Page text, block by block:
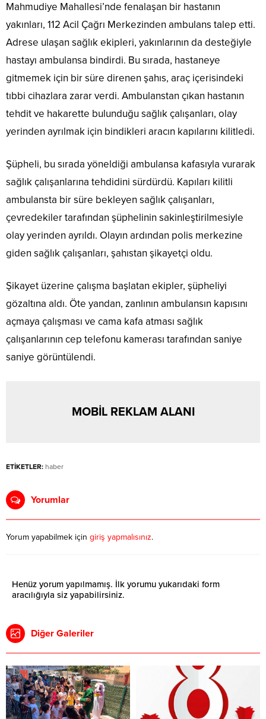
Mahmudiye Mahallesi’nde fenalaşan bir hastanın
yakınları, 112 Acil Çağrı Merkezinden ambulans talep etti.
Adrese ulaşan sağlık ekipleri, yakınlarının da desteğiyle
hastayı ambulansa bindirdi. Bu sırada, hastaneye
gitmemek için bir süre direnen şahıs, araç içerisindeki
tıbbi cihazlara zarar verdi. Ambulanstan çıkan hastanın
tehdit ve hakarette bulunduğu sağlık çalışanları, olay
yerinden ayrılmak için bindikleri aracın kapılarını kilitledi.
Şüpheli, bu sırada yöneldiği ambulansa kafasıyla vurarak
sağlık çalışanlarına tehdidini sürdürdü. Kapıları kilitli
ambulansta bir süre bekleyen sağlık çalışanları,
çevredekiler tarafından şüphelinin sakinleştirilmesiyle
olay yerinden ayrıldı. Olayın ardından polis merkezine
giden sağlık çalışanları, şahıstan şikayetçi oldu.
Şikayet üzerine çalışma başlatan ekipler, şüpheliyi
gözaltına aldı. Öte yandan, zanlının ambulansın kapısını
açmaya çalışması ve cama kafa atması sağlık
çalışanlarının cep telefonu kamerası tarafından saniye
saniye görüntülendi.
MOBİL REKLAM ALANI
ETİKETLER: haber
Yorumlar
Yorum yapabilmek için giriş yapmalısınız.
Henüz yorum yapılmamış. İlk yorumu yukarıdaki form
aracılığıyla siz yapabilirsiniz.
Diğer Galeriler